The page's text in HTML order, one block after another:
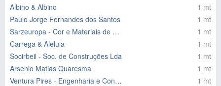
Albino & Albino
1 mt
Paulo Jorge Fernandes dos Santos
1 mt
Sarzeuropa - Cor e Materiais de Construção Lda
1 mt
Carrega & Aleluia
1 mt
Socirbeil - Soc. de Construções Lda
1 mt
Arsenio Matias Quaresma
1 mt
Ventura Pires - Engenharia e Construções, SA
1 mt